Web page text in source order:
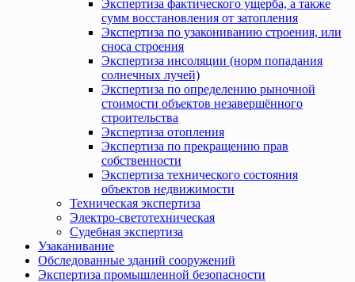
Экспертиза фактического ущерба, а также
сумм восстановления от затопления
Экспертиза по узакониванию строения, или
сноса строения
Экспертиза инсоляции (норм попадания
солнечных лучей)
Экспертиза по определению рыночной
стоимости объектов незавершённого
строительства
Экспертиза отопления
Экспертиза по прекращению прав
собственности
Экспертиза технического состояния
объектов недвижимости
Техническая экспертиза
Электро-светотехническая
Судебная экспертиза
Узаканивание
Обследованные зданий сооружений
Экспертиза промышленной безопасности